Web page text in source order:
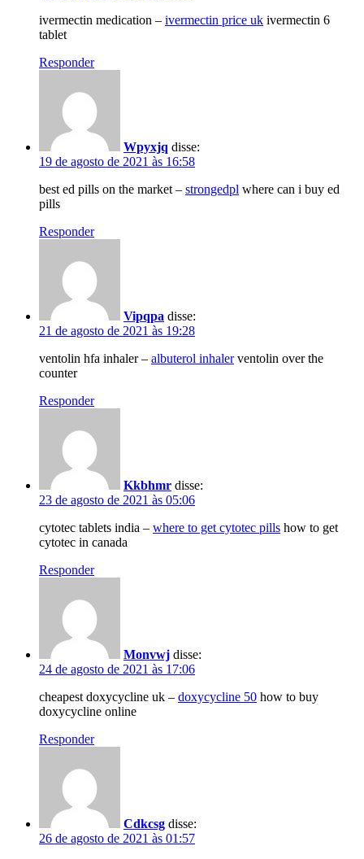
ivermectin medication – ivermectin price uk ivermectin 6
tablet
Responder
Wpyxjq disse:
19 de agosto de 2021 às 16:58
best ed pills on the market – strongedpl where can i buy ed
pills
Responder
Vipqpa disse:
21 de agosto de 2021 às 19:28
ventolin hfa inhaler – albuterol inhalerventolin over the
counter
Responder
Kkbhmr disse:
23 de agosto de 2021 às 05:06
cytotec tablets india – where to get cytotec pills how to get
cytotec in canada
Responder
Monvwj disse:
24 de agosto de 2021 às 17:06
cheapest doxycycline uk – doxycycline 50 how to buy
doxycycline online
Responder
Cdkcsg disse:
26 de agosto de 2021 às 01:57